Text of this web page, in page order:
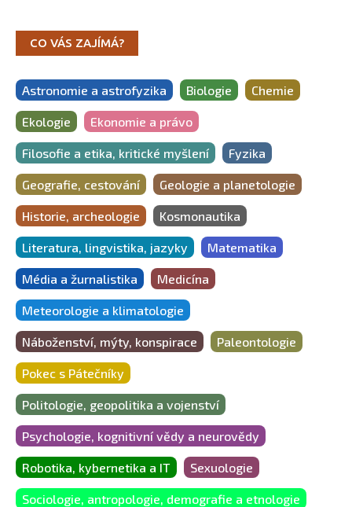
CO VÁS ZAJÍMÁ?
Astronomie a astrofyzika Biologie Chemie
Ekologie Ekonomie a právo
Filosofie a etika, kritické myšlení Fyzika
Geografie, cestování Geologie a planetologie
Historie, archeologie Kosmonautika
Literatura, lingvistika, jazyky Matematika
Média a žurnalistika Medicína
Meteorologie a klimatologie
Náboženství, mýty, konspirace Paleontologie
Pokec s Pátečníky
Politologie, geopolitika a vojenství
Psychologie, kognitivní vědy a neurovědy
Robotika, kybernetika a IT Sexuologie
Sociologie, antropologie, demografie a etnologie